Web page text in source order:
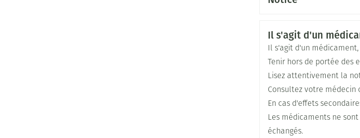
Largeur
Longueur
Profondeur 73
Ingrédients Actifs
Informations sur
Il s'agit d'un
Il s'agit d'un
Tenir hors de portée des
Lisez attentivement la
Consultez votre médecin
En cas d'effets
Les médicaments ne
échangés.